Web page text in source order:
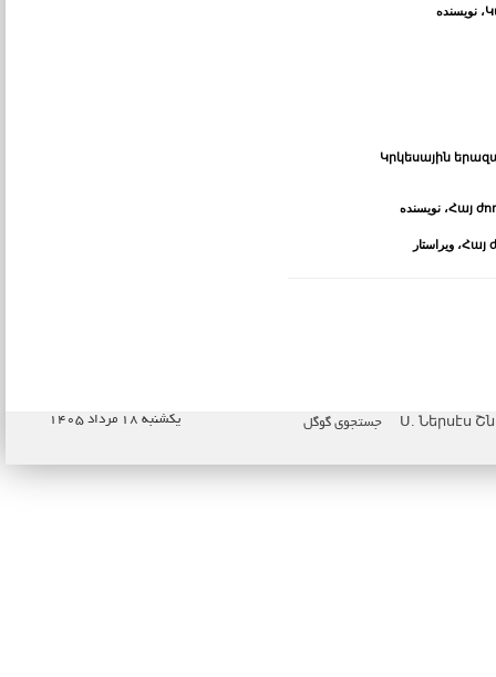
، نویسنده
Կրկեսային
Հայ، نویسنده
Հայ، ویراستار
جستجوی گوگل یکشنبه ۱۸ مرداد ۱۴۰۵